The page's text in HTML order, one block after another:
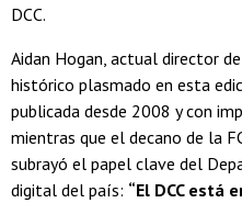
DCC.
Aidan Hogan, actual director
histórico plasmado en esta
publicada desde 2008 y con
mientras que el decano de la
subrayó el papel clave del
digital del país: “El DCC está